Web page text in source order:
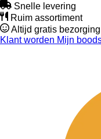
Snelle levering
Ruim assortiment
Altijd gratis bezorging
Klant worden Mijn